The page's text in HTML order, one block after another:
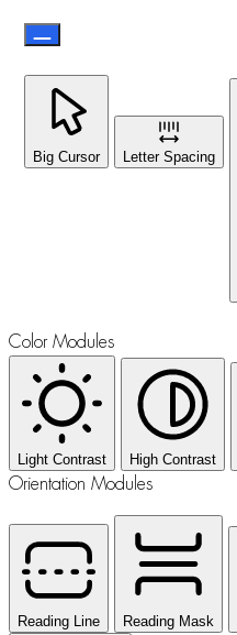
Big Cursor Letter Spacing
Color Modules
Light Contrast High Contrast
Orientation Modules
Reading Line Reading Mask